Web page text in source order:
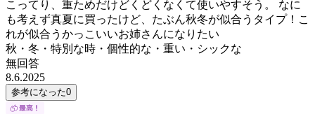
こってり、重ためだけどくどくなくて使いやすそう。 なに
も考えず真夏に買ったけど、たぶん秋冬が似合うタイプ！こ
れが似合うかっこいいお姉さんになりたい
秋・冬・特別な時・個性的な・重い・シックな
無回答
8.6.2025
参考になった0